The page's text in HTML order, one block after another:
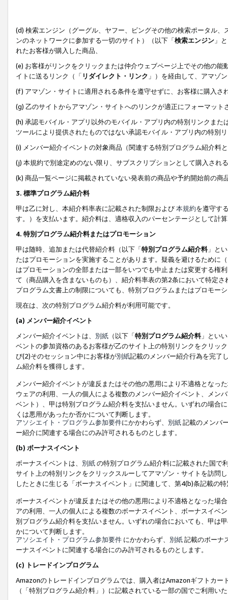
(d) 検索エンジン（グーグル、ヤフー、ビングその他の検索ポータル
ンのネットワークに参加する一切のサイト）（以下「検索エンジン 」
れたお客様が購入した商品、
(e) お客様がリンクをクリックまたは仲介ウェブページ上でその他の
イトに送るリンク（「 リダイレクト・リンク 」）を経由して、アマゾ
(f) アマゾン・サイトに適用される条件を遵守せずに、お客様に購入さ
(g) 乙のサイトからアマゾン・サイトへのリンクが適正にフォーマッ
(h) 承認モバイル・アプリ以外のモバイル・アプリ内の特別リンクま
ツールにより提供されたものではない承認モバイル・アプリ内の特別
(i) メンバー紹介イベントの対象商品（関連する特別プログラム紹介料
(j) 本規約で別途定めのない限り、サブスクリプションとして購入され
(k) 商品一覧ページに掲載されていない発表前の商品や予約開始前の商
3. 標準プログラム紹介料
甲は乙に対し、本紹介料率表に記載された制限および本規約を遵守す
す。）を支払います。紹介料は、適格収入のパーセンテージとして計
4. 特別プログラム紹介料またはプロモーション
甲は随時、追加または代替紹介料（以下「特別プログラム紹介料」と
たはプロモーションを実施することがあります。疑義を避けるために
はプロモーションの全部または一部をいつでも中止または変更する権
て（商品購入を含まないものも）、紹介料率表の第2条において特定
プログラム文書上の制限についても、特別プログラムまたはプロモー
現在は、次の特別プログラム紹介料が利用可能です。
(a) メンバー紹介イベント
メンバー紹介イベントは、 別紙 （以下「特別プログラム紹介料」とい
ベントの参加資格のあるお客様が乙のサイト上の特別リンクをクリッ
び(2)そのセッション中にお客様が別紙記載のメンバー紹介行為を完了
ム紹介料を獲得します。
メンバー紹介イベントが違反またはその他の悪用により不適格となっ
ウェアの利用、一人の個人による複数のメンバー紹介イベント、メン
ベント）、甲は特別プログラム紹介料を支払いません。いずれの場合
くは悪用があったか否かについて判断します。
アソシエイト・プログラム参加要件にかかわらず、 別紙記載のメンバ
ー紹介に関連する場合にのみ許可されるものとします。
(b) ボーナスイベント
ボーナスイベントは、 別紙の特別プログラム紹介料に記載された国で
サイト上の特別リンクをクリックスルーしてアマゾン・サイトを訪問
したときに生じる「ボーナスイベント」に関連して、第4(b)条記載の
ボーナスイベントが違反またはその他の悪用により不適格となった場
アの利用、一人の個人による複数のボーナスイベント、ボーナスイベ
別プログラム紹介料を支払いません。いずれの場合においても、甲は
かについて判断します。
アソシエイト・プログラム参加要件 にかかわらず、 別紙記載のボーナ
ーナスイベントに関連する場合にのみ許可されるものとします。
(c) トレードインプログラム
Amazonのトレードインプログラムでは、購入者はAmazonギフトカ
（「特別プログラム紹介料」）に記載されている一部の国でご利用い